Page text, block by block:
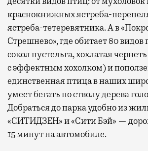
краснокнижных ястреба-
ястреба-тетеревятника. А в
Стрешнево», где обитает 80
сокол пустельга, хохлатая
с эффектным хохолком) и
единственная птица в наших
умеет бегать по стволу дерева
Добраться до парка удобно из
«СИТИДЗЕН» и «Сити Бэй» —
15 минут на автомобиле.